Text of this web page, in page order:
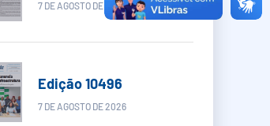
7 DE AGOSTO DE 2026
Edição 10496
7 DE AGOSTO DE 2026